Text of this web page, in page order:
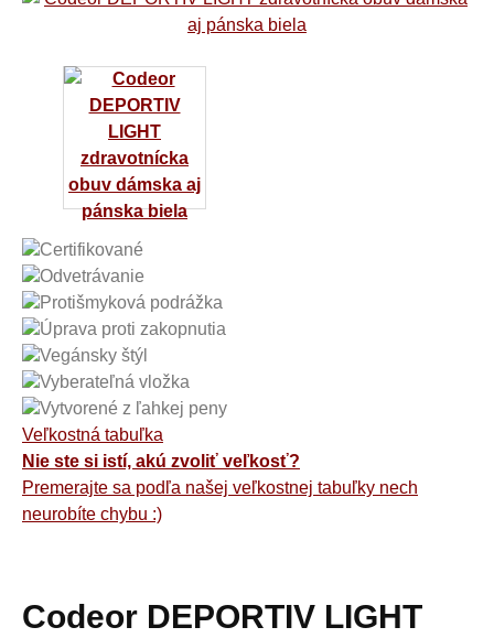
Codeor DEPORTIV LIGHT
Certifikované
Odvetrávanie
Protišmyková podrážka
Úprava proti zakopnutia
Vegánsky štýl
Vyberateľná vložka
Vytvorené z ľahkej peny
Veľkostná tabuľka
Nie ste si istí, akú zvoliť veľkosť?
Premerajte sa podľa našej veľkostnej tabuľky nech
neurobíte chybu :)